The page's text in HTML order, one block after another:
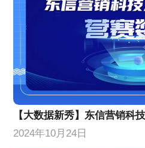
2024年10月24日